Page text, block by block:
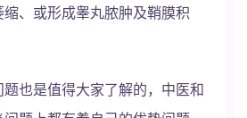
、或形成睾丸脓肿及鞘膜积
也是值得大家了解的，中医和